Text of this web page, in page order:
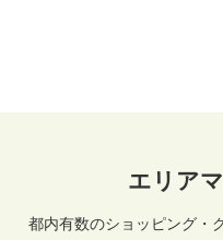
エリア
都内有数のショッピング・